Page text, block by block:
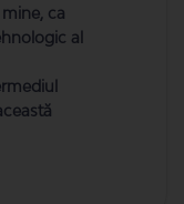
ca
al